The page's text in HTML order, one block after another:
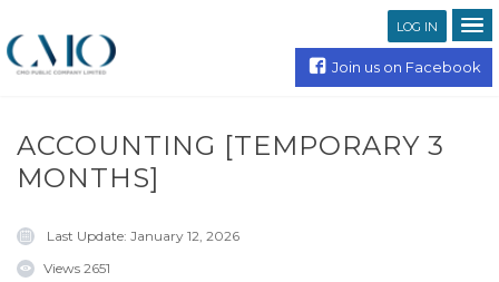
LOG IN
Join us on Facebook
ACCOUNTING [TEMPORARY 3
MONTHS]
Last Update: January 12, 2026
Views 2651